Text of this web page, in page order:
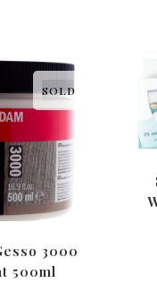
SOLD
3000
500ml